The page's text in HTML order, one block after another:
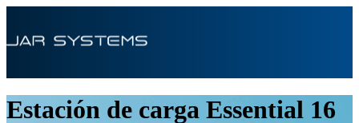
Estación de carga Essential 16